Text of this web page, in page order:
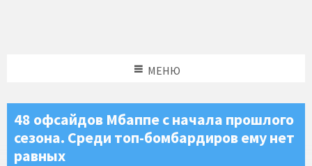
МЕНЮ
48 офсайдов Мбаппе с начала прошлого
сезона. Среди топ-бомбардиров ему нет
равных